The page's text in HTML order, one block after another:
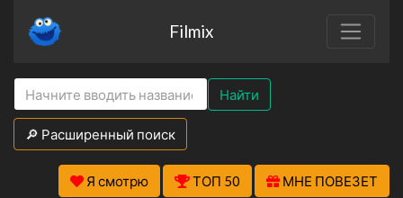
Filmix
Найти
🔎 Расширенный поиск
Я смотрю ТОП 50 МНЕ ПОВЕЗЕТ